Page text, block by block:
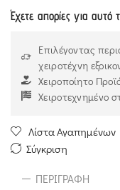
Έχετε απορίες για
Επιλέγοντας
χειροτέχνη
Χειροποίητο
Χειροτεχνημένο
Λίστα Αγαπημένων
Σύγκριση
ΠΕΡΙΓΡΑΦΉ